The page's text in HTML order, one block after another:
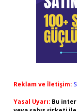
Reklam ve İletişim:
Yasal Uyarı: Bu